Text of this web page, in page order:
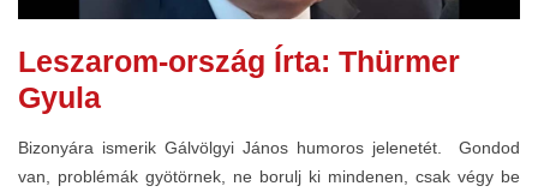
Leszarom-ország Írta: Thürmer
Gyula
Bizonyára ismerik Gálvölgyi János humoros jelenetét. Gondod
van, problémák gyötörnek, ne borulj ki mindenen, csak végy be